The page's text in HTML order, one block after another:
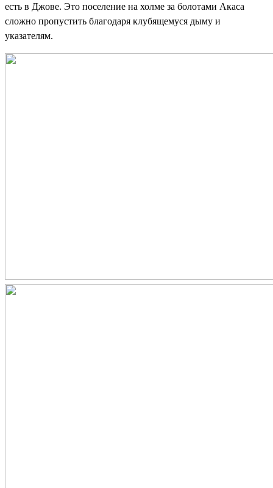
есть в Джове. Это поселение на холме за болотами Акаса
сложно пропустить благодаря клубящемуся дыму и
указателям.